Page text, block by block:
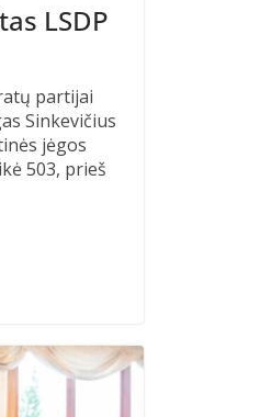
LSDP
partijai
Sinkevičius
jėgos
503, prieš